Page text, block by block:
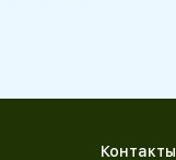
Контакты